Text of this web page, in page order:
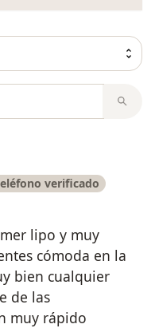
verificado
lipo y muy
cómoda en la
bien cualquier
de las
muy rápido